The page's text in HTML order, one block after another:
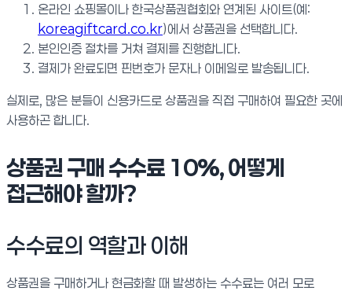
온라인 쇼핑몰이나 한국상품권협회와 연계된 사이트(예:
koreagiftcard.co.kr)에서 상품권을 선택합니다.
본인인증 절차를 거쳐 결제를 진행합니다.
결제가 완료되면 핀번호가 문자나 이메일로 발송됩니다.
실제로, 많은 분들이 신용카드로 상품권을 직접 구매하여 필요한 곳에
사용하곤 합니다.
상품권 구매 수수료 10%, 어떻게
접근해야 할까?
수수료의 역할과 이해
상품권을 구매하거나 현금화할 때 발생하는 수수료는 여러 모로